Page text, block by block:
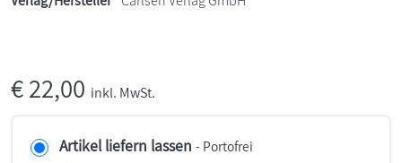
€22,00 inkl. MwSt.
Artikel liefern lassen - Portofrei